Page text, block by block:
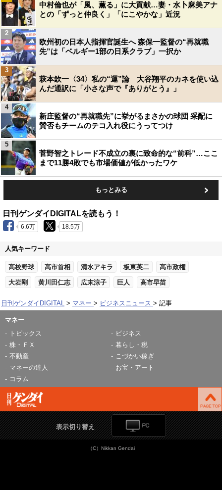
中村倫也が「風、薫る」に大貢献…妻・水卜麻美アナ
との「ずっと仲良く」「にこやかな」近況
欧州初の日本人指揮官誕生へ 森保一監督の“再就職
先”は「ベルギー1部の日系クラブ」一択か
2
萩本欽一〈34〉私の“運”論 大谷翔平のカネを使い込
んだ通訳に「小さな声で『ありがとう』」
3
新庄監督の“再就職先”に挙がるまさかの球団 采配に
賛否もチームのテコ入れ役にうってつけ
4
菅野智之トレード不成立の裏に致命的な“前科”…ここ
まで11勝4敗でも市場価値が低かったワケ
5
もっとみる
日刊ゲンダイDIGITALを読もう！
6.6万 18.5万
人気キーワード
高校野球 高市首相 清水アキラ 板東英二 高市政権
大岩剛 黄川田仁志 広末涼子 巨人 高市早苗
日刊ゲンダイDIGITAL マネー ビジネスニュース 記事
マネー
トピックス
ビジネス
株・ＦＸ
暮らし・税
不動産
こづかい稼ぎ
マネーの達人
お宝・アート
コラム
表示切り替え
（C）Nikkan Gendai